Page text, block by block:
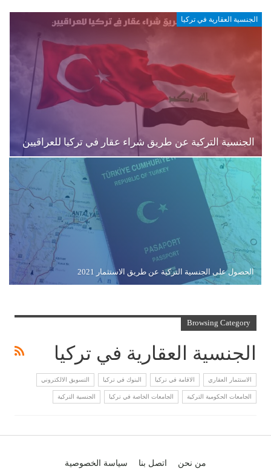
الجنسية العقارية في تركيا
الجنسية التركية عن طريق شراء عقار في تركيا للعراقيين
الحصول على الجنسية التركية عن طريق الاستثمار 2021
Browsing Category
الجنسية العقارية في تركيا
الاستثمار العقاري الاقامة في تركيا البنوك في تركيا التسويق الالكتروني
الجامعات الحكومية التركية الجامعات الخاصة في تركيا الجنسية التركية
من نحن اتصل بنا سياسة الخصوصية